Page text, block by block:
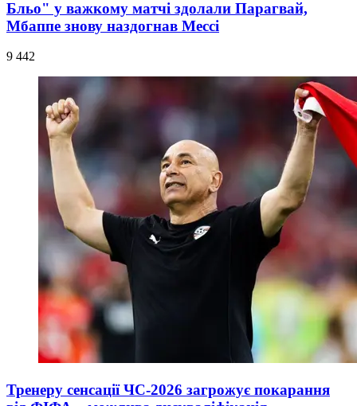
Бльо" у важкому матчі здолали Парагвай,
Мбаппе знову наздогнав Мессі
9 442
Тренеру сенсації ЧС-2026 загрожує покарання